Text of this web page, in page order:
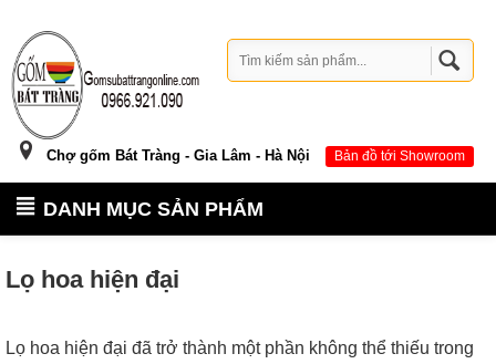
Chợ gốm Bát Tràng - Gia Lâm - Hà Nội Bản đồ tới Showroom
DANH MỤC SẢN PHẨM
Lọ hoa hiện đại
Lọ hoa hiện đại đã trở thành một phần không thể thiếu trong